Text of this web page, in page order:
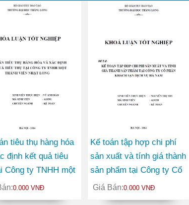
tiêu thụ hàng hóa
định kết quả tiêu
Công ty TNHH một
viên Nhật Long
0.000 VNĐ
Kế toán tập hợp chi phí
sản xuất và tính giá thành
sản phẩm tại Công ty Cổ
phần Khách sạn Dịch vụ
Hà Nam
Giá Bán:0.000 VNĐ